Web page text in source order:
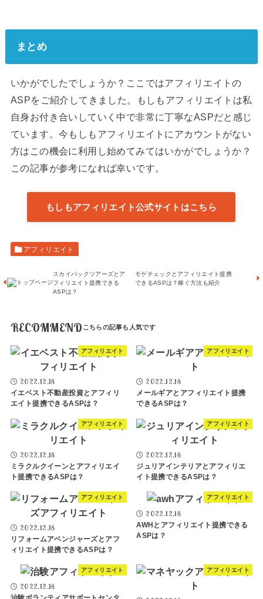
まとめ
いかがでしたでしょうか？ここではアフィリエイトの
ASPをご紹介してきました。もしもアフィリエイトは私
自身お付き合いしていく中で非常に丁寧なASPだと感じ
ています。今もしもアフィリエイトにアカウントがない
方はこの機会に利用し始めてみてはいかがでしょうか？
この記事が参考になれば幸いです。
もしもアフィリエイト公式サイトはこちら
アフィリエイト
スカイパックツアーズとア
フィリエイト提携できる
ASPは？
モゲチェックとアフィリエイト提携
できるASPは？稼ぐ方法も紹介
RECOMMEND
アフィリエイト
2022.12.18
イエベスト不動産投資とアフィリ
エイト提携できるASPは？
アフィリエイト
2022.12.18
メールギアとアフィリエイト提携
できるASPは？
アフィリエイト
2022.12.18
ミラクルクイーンとアフィリエイ
ト提携できるASPは？
アフィリエイト
2022.12.18
ジュリアインテリアとアフィリエ
イト提携できるASPは？
アフィリエイト
2022.12.18
リフォームアベンジャーズとアフ
ィリエイト提携できるASPは？
アフィリエイト
2022.12.18
AWHとアフィリエイト提携できる
ASPは？
アフィリエイト
2022.12.18
アフィリエイト